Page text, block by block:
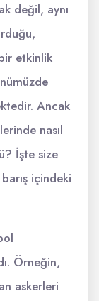
değil, aynı
etkinlik
Ancak
nasıl
İşte size
içindeki
Örneğin,
askerleri